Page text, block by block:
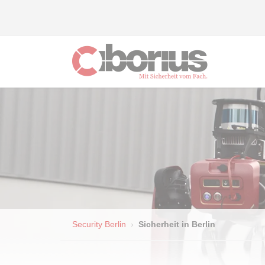
Security Berlin Sicherheit in Berlin